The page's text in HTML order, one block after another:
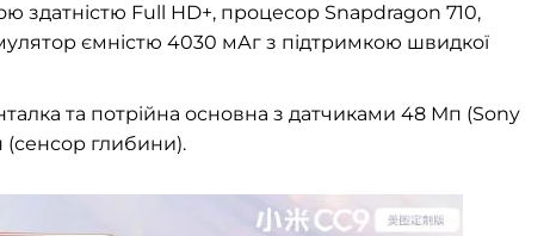
здатністю Full HD+, процесор Snapdragon 710,
ємністю 4030 мАг з підтримкою швидкої
та потрійна основна з датчиками 48 Мп (Sony
(сенсор глибини).